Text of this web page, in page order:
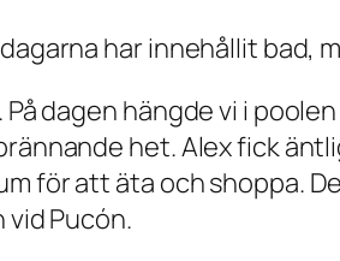
har innehållit bad,
dagen hängde vi i
het. Alex fick
för att äta och shoppa.
vid Pucón.